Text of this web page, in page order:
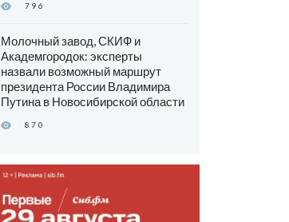
796
Молочный завод, СКИФ и
Академгородок: эксперты
назвали возможный маршрут
президента России Владимира
Путина в Новосибирской области
870